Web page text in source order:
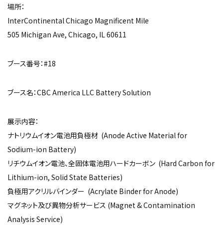
場所：
InterContinental Chicago Magnificent Mile
505 Michigan Ave, Chicago, IL 60611
ブース番号：#18
ブース名：CBC America LLC Battery Solution
展示内容：
ナトリウムイオン電池用負極材 (Anode Active Material for
Sodium-ion Battery)
リチウムイオン電池、全固体電池用ハードカーボン (Hard Carbon for
Lithium-ion, Solid State Batteries)
負極用アクリルバインダー (Acrylate Binder for Anode)
マグネット及び異物分析サービス (Magnet & Contamination
Analysis Service)